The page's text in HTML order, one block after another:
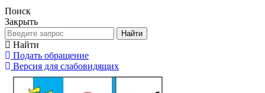
Поиск
Закрыть
Найти
Найти
Подать обращение
Версия для слабовидящих